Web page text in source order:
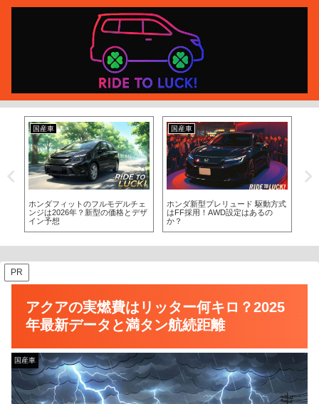
国産車
ホンダフィットのフルモデルチェ
ンジは2026年？新型の価格とデザ
イン予想
国産車
ホンダ新型プレリュード 駆動方式
はFF採用！AWD設定はあるの
か？
PR
アクアの実燃費はリッター何キロ？2025
年最新データと満タン航続距離
国産車